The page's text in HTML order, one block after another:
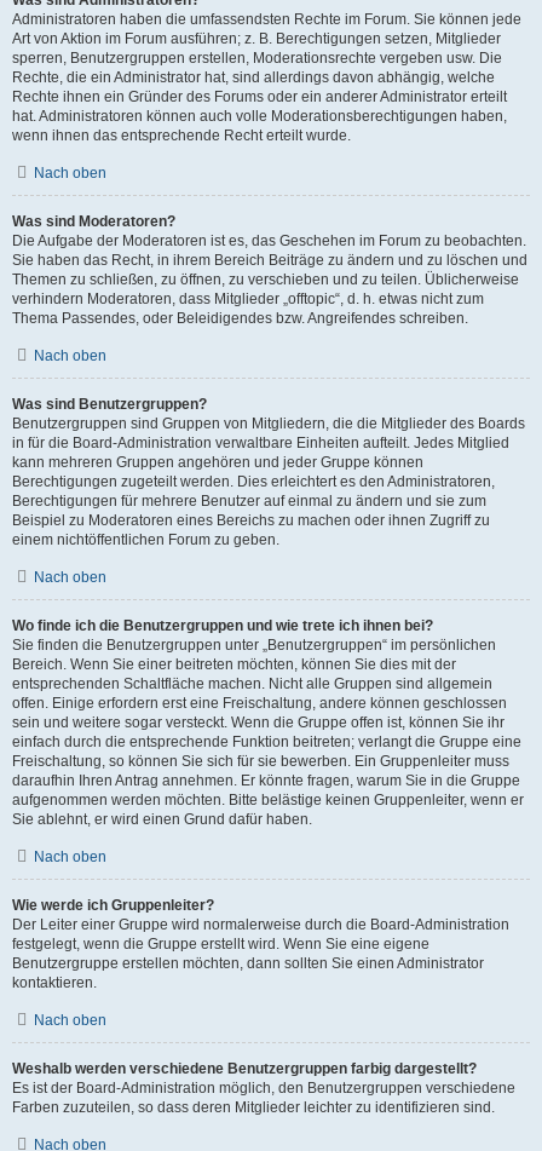
Administratoren haben die umfassendsten Rechte im Forum. Sie können jede
Art von Aktion im Forum ausführen; z. B. Berechtigungen setzen, Mitglieder
sperren, Benutzergruppen erstellen, Moderationsrechte vergeben usw. Die
Rechte, die ein Administrator hat, sind allerdings davon abhängig, welche
Rechte ihnen ein Gründer des Forums oder ein anderer Administrator erteilt
hat. Administratoren können auch volle Moderationsberechtigungen haben,
wenn ihnen das entsprechende Recht erteilt wurde.
Nach oben
Was sind Moderatoren?
Die Aufgabe der Moderatoren ist es, das Geschehen im Forum zu beobachten.
Sie haben das Recht, in ihrem Bereich Beiträge zu ändern und zu löschen und
Themen zu schließen, zu öffnen, zu verschieben und zu teilen. Üblicherweise
verhindern Moderatoren, dass Mitglieder „offtopic“, d. h. etwas nicht zum
Thema Passendes, oder Beleidigendes bzw. Angreifendes schreiben.
Nach oben
Was sind Benutzergruppen?
Benutzergruppen sind Gruppen von Mitgliedern, die die Mitglieder des Boards
in für die Board-Administration verwaltbare Einheiten aufteilt. Jedes Mitglied
kann mehreren Gruppen angehören und jeder Gruppe können
Berechtigungen zugeteilt werden. Dies erleichtert es den Administratoren,
Berechtigungen für mehrere Benutzer auf einmal zu ändern und sie zum
Beispiel zu Moderatoren eines Bereichs zu machen oder ihnen Zugriff zu
einem nichtöffentlichen Forum zu geben.
Nach oben
Wo finde ich die Benutzergruppen und wie trete ich ihnen bei?
Sie finden die Benutzergruppen unter „Benutzergruppen“ im persönlichen
Bereich. Wenn Sie einer beitreten möchten, können Sie dies mit der
entsprechenden Schaltfläche machen. Nicht alle Gruppen sind allgemein
offen. Einige erfordern erst eine Freischaltung, andere können geschlossen
sein und weitere sogar versteckt. Wenn die Gruppe offen ist, können Sie ihr
einfach durch die entsprechende Funktion beitreten; verlangt die Gruppe eine
Freischaltung, so können Sie sich für sie bewerben. Ein Gruppenleiter muss
daraufhin Ihren Antrag annehmen. Er könnte fragen, warum Sie in die Gruppe
aufgenommen werden möchten. Bitte belästige keinen Gruppenleiter, wenn er
Sie ablehnt, er wird einen Grund dafür haben.
Nach oben
Wie werde ich Gruppenleiter?
Der Leiter einer Gruppe wird normalerweise durch die Board-Administration
festgelegt, wenn die Gruppe erstellt wird. Wenn Sie eine eigene
Benutzergruppe erstellen möchten, dann sollten Sie einen Administrator
kontaktieren.
Nach oben
Weshalb werden verschiedene Benutzergruppen farbig dargestellt?
Es ist der Board-Administration möglich, den Benutzergruppen verschiedene
Farben zuzuteilen, so dass deren Mitglieder leichter zu identifizieren sind.
Nach oben